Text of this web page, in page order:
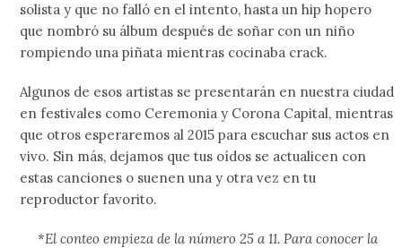
solista y que no falló en el intento, hasta un hip hopero
que nombró su álbum después de soñar con un niño
rompiendo una piñata mientras cocinaba crack.
Algunos de esos artistas se presentarán en nuestra ciudad
en festivales como Ceremonia y Corona Capital, mientras
que otros esperaremos al 2015 para escuchar sus actos en
vivo. Sin más, dejamos que tus oídos se actualicen con
estas canciones o suenen una y otra vez en tu
reproductor favorito.
*El conteo empieza de la número 25 a 11. Para conocer la